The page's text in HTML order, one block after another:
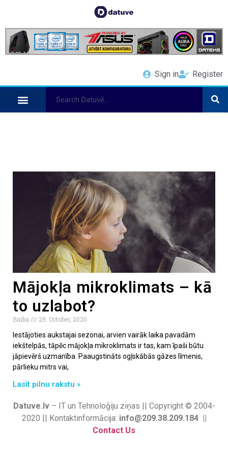
Sign in Register
Mājokļa mikroklimats – kā
to uzlabot?
Baiba
29. October, 2020
Iestājoties aukstajai sezonai, arvien vairāk laika pavadām
iekštelpās, tāpēc mājokļa mikroklimats ir tas, kam īpaši būtu
jāpievērš uzmanība. Paaugstināts ogļskābās gāzes līmenis,
pārlieku mitrs vai,
Lasīt pilnu rakstu »
Datuve.lv– IT un Tehnoloģiju ziņas || Copyright © 2004-
2020 || Kontaktinformācija: info@209.38.209.184 ||
Contact Us